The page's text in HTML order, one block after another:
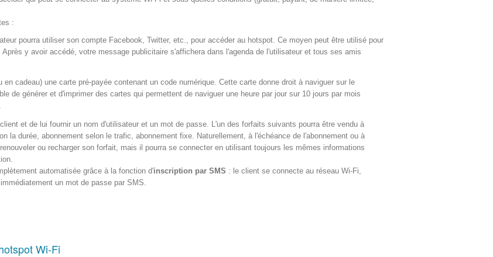
:
pourra utiliser son compte Facebook, Twitter, etc., pour accéder au hotspot. Ce moyen peut être utilisé pour
. Après y avoir accédé, votre message publicitaire s'affichera dans l'agenda de l'utilisateur et tous ses amis
cadeau) une carte pré-payée contenant un code numérique. Cette carte donne droit à naviguer sur le
de générer et d'imprimer des cartes qui permettent de naviguer une heure par jour sur 10 jours par mois
et de lui fournir un nom d'utilisateur et un mot de passe. L'un des forfaits suivants pourra être vendu à
la durée, abonnement selon le trafic, abonnement fixe. Naturellement, à l'échéance de l'abonnement ou à
ou recharger son forfait, mais il pourra se connecter en utilisant toujours les mêmes informations
automatisée grâce à la fonction d'inscription par SMS : le client se connecte au réseau Wi-Fi,
un mot de passe par SMS.
Wi-Fi